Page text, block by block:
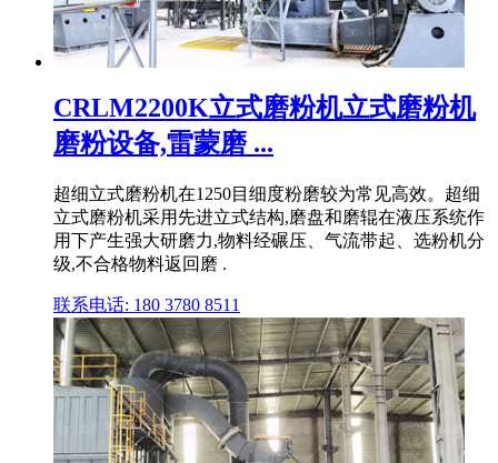
CRLM2200K立式磨粉机立式磨粉机
磨粉设备,雷蒙磨 ...
超细立式磨粉机在1250目细度粉磨较为常见高效。超细
立式磨粉机采用先进立式结构,磨盘和磨辊在液压系统作
用下产生强大研磨力,物料经碾压、气流带起、选粉机分
级,不合格物料返回磨 .
联系电话: 180 3780 8511